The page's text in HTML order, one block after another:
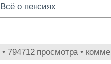
Всё о пенсиях
• 794712 просмотра •